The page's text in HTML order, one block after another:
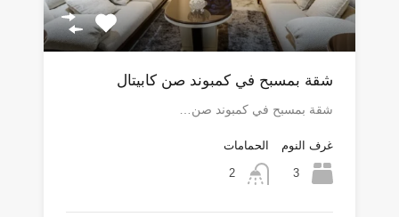
شقة بمسبح في كمبوند صن كابيتال
شقة بمسبح في كمبوند صن…
غرف النوم
3
الحمامات
2